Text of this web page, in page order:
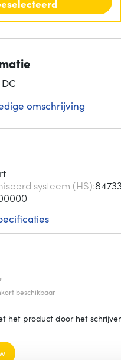
omschrijving
systeem (HS)
beschikbaar
het product door het